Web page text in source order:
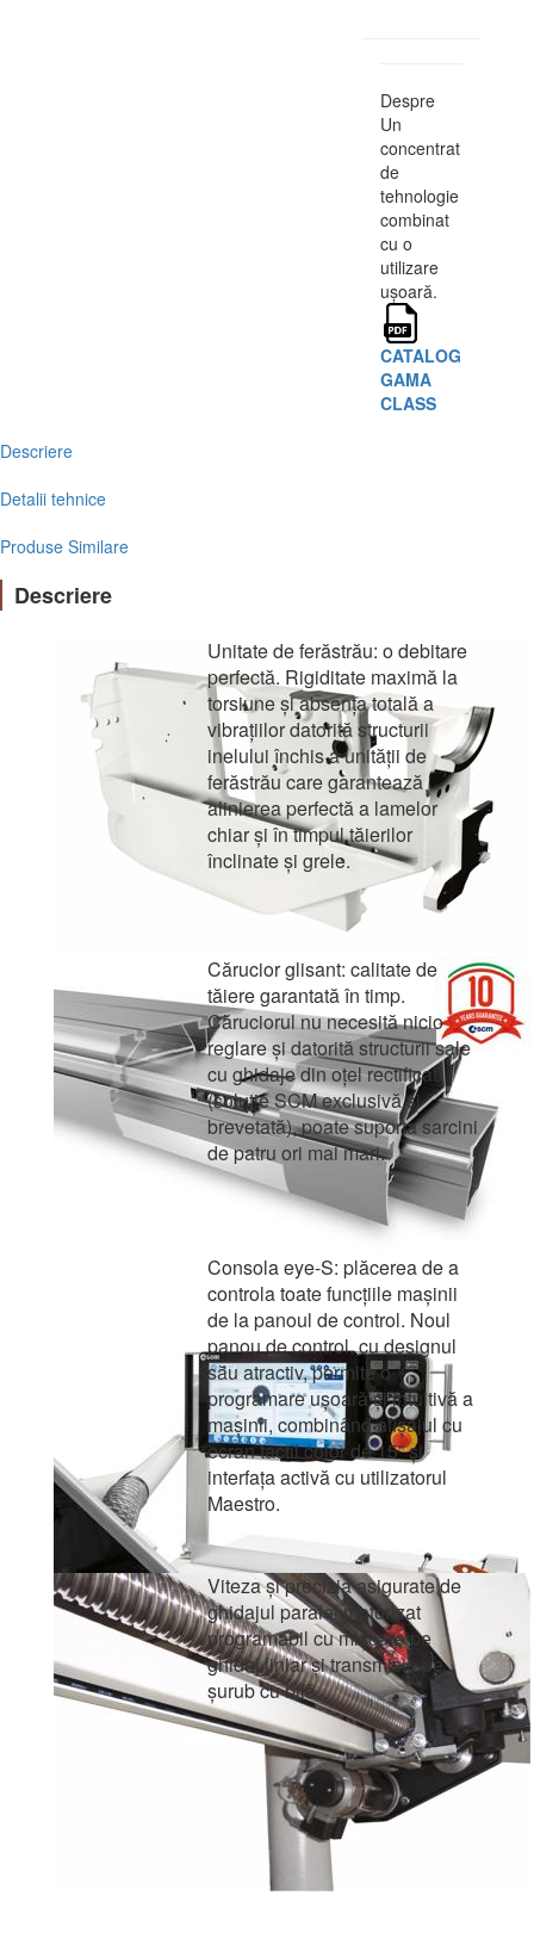
Despre
Un
concentrat
de
tehnologie
combinat
cu o
utilizare
ușoară.
CATALOG
GAMA
CLASS
Descriere
Detalii tehnice
Produse Similare
Descriere
Unitate de ferăstrău: o debitare
perfectă. Rigiditate maximă la
torsiune și absența totală a
vibrațiilor datorită structurii
inelului închis a unității de
ferăstrău care garantează
alinierea perfectă a lamelor
chiar și în timpul tăierilor
înclinate și grele.
Cărucior glisant: calitate de
tăiere garantată în timp.
Căruciorul nu necesită nicio
reglare și datorită structurii sale
cu ghidaje din oțel rectificat
(soluție SCM exclusivă și
brevetată), poate suporta sarcini
de patru ori mai mari.
Consola eye-S: plăcerea de a
controla toate funcțiile mașinii
de la panoul de control. Noul
panou de control, cu designul
său atractiv, permite o
programare ușoară și intuitivă a
mașinii, combinând afișajul cu
ecran tactil color de 15” și
interfața activă cu utilizatorul
Maestro.
Viteza și precizia asigurate de
ghidajul paralel motorizat
programabil cu mișcare pe
ghidaj liniar și transmisie pe
șurub cu bilă.